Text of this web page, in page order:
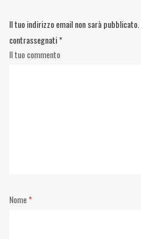
Il tuo indirizzo email non sarà pubblicato.
contrassegnati*
Il tuo commento
Nome*